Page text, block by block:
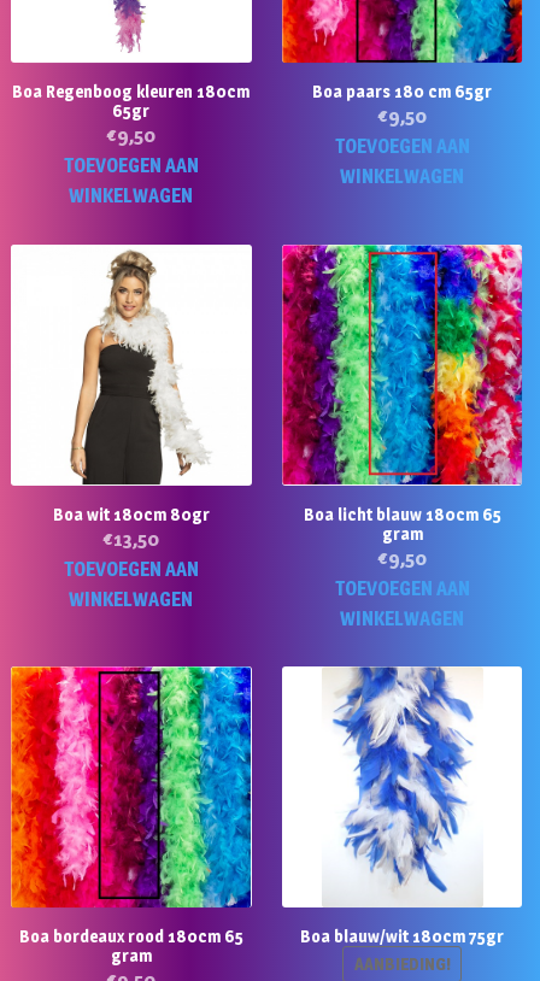
Boa Regenboog kleuren 180cm
65gr
€9,50
TOEVOEGEN AAN
WINKELWAGEN
Boa paars 180 cm 65gr
€9,50
TOEVOEGEN AAN
WINKELWAGEN
Boa wit 180cm 80gr
€13,50
TOEVOEGEN AAN
WINKELWAGEN
Boa licht blauw 180cm 65
gram
€9,50
TOEVOEGEN AAN
WINKELWAGEN
Boa bordeaux rood 180cm 65
gram
Boa blauw/wit 180cm 75gr
AANBIEDING!